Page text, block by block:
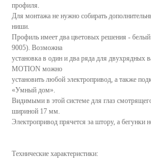
профиля.
Для монтажа не нужно собирать
ниши.
Профиль имеет два цветовых решения -
9005). Возможна
установка в один и два ряда для двухрядных
MOTION можно
установить любой электропривод, а также
«Умный дом».
Видимыми в этой системе для глаз
шириной 17 мм.
Электропривод прячется за штору, а бегунки
Технические характеристики:
КАТАЛОГ